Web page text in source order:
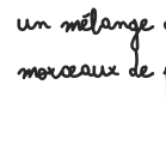
UN MÉLANGE
MORCEAUX